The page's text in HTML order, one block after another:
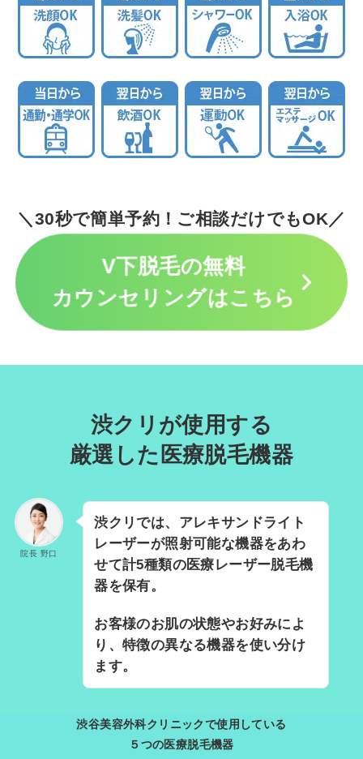
＼30秒で簡単予約！ご相談だけでもOK／
V下脱毛の無料
カウンセリングはこちら
渋クリが使用する
厳選した医療脱毛機器
院長 野口
渋クリでは、アレキサンドライト
レーザーが照射可能な機器をあわ
せて計5種類の医療レーザー脱毛機
器を保有。
お客様のお肌の状態やお好みによ
り、特徴の異なる機器を使い分け
ます。
渋谷美容外科クリニックで使用している
５つの医療脱毛機器